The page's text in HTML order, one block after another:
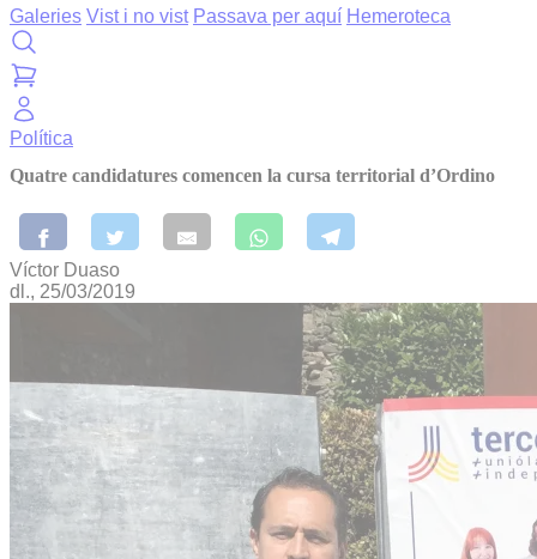
Galeries Vist i no vist Passava per aquí Hemeroteca
Política
Quatre candidatures comencen la cursa territorial d’Ordino
Víctor Duaso
dl., 25/03/2019